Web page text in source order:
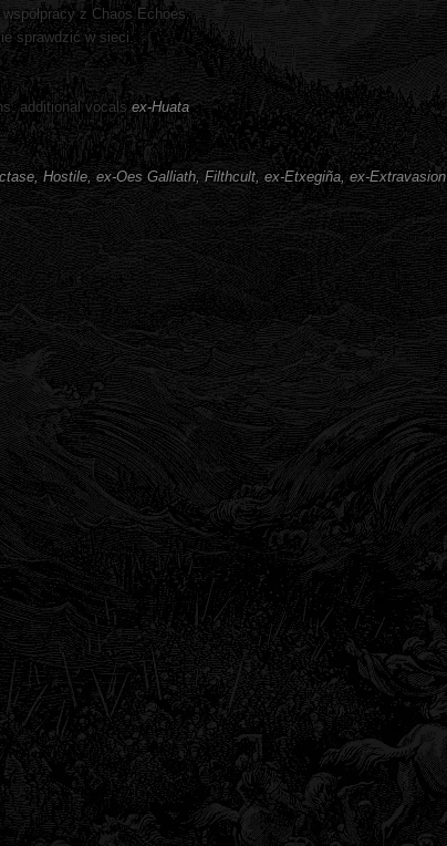
z Chaos Echoes.
sprawdzić w sieci.
additional vocals ex-Huata
Hostile, ex-Oes Galliath, Filthcult, ex-Etxegiña, ex-Extravasion